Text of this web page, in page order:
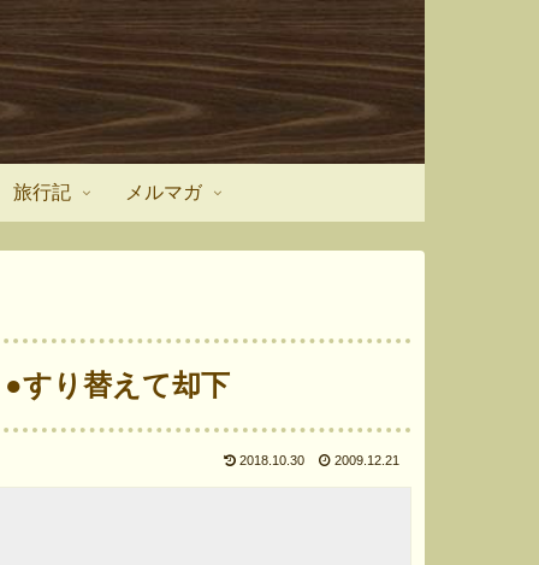
旅行記 メルマガ
すり替えて却下
2018.10.30 2009.12.21